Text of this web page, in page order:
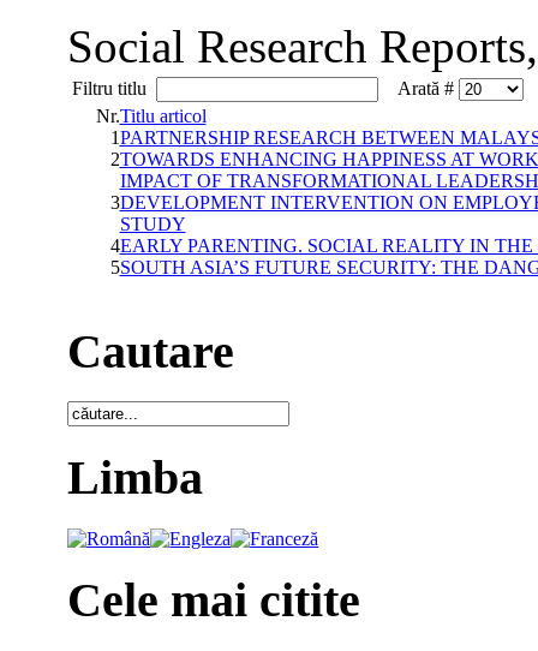
Social Research
Filtru titlu
Arată #
Nr.Titlu articol
1PARTNERSHIP RESEARCH BETWEEN
2TOWARDS ENHANCING HAPPINESS AT
3
IMPACT OF TRANSFORMATIONAL
DEVELOPMENT INTERVENTION ON
STUDY
4EARLY PARENTING. SOCIAL REALITY IN THE
5SOUTH ASIA’S FUTURE SECURITY: THE
Cautare
Limba
Cele mai citite